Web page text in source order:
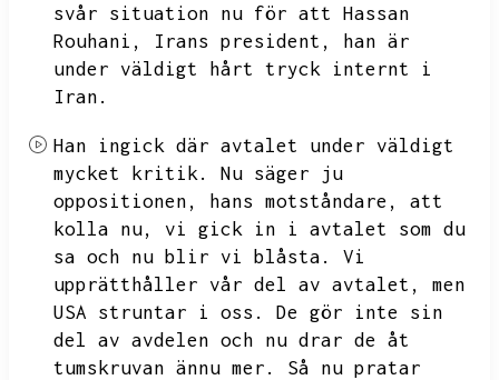
svår situation nu för att Hassan
Rouhani,
Irans president,
han är
under väldigt hårt tryck internt i
Iran.
Han ingick där avtalet under väldigt
mycket kritik.
Nu säger ju
oppositionen,
hans motståndare,
att
kolla nu,
vi gick in i avtalet som du
sa och nu blir vi blåsta.
Vi
upprätthåller vår del av avtalet,
men
USA struntar i oss.
De gör inte sin
del av avdelen och nu drar de åt
tumskruvan ännu mer.
Så nu pratar